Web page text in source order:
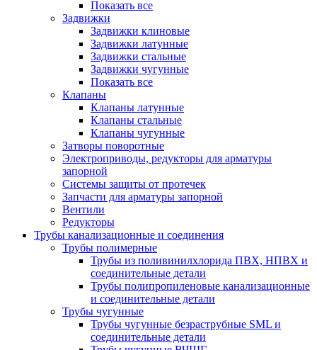
Показать все
Задвижки
Задвижки клиновые
Задвижки латунные
Задвижки стальные
Задвижки чугунные
Показать все
Клапаны
Клапаны латунные
Клапаны стальные
Клапаны чугунные
Затворы поворотные
Электроприводы, редукторы для арматуры
запорной
Системы защиты от протечек
Запчасти для арматуры запорной
Вентили
Редукторы
Трубы канализационные и соединения
Трубы полимерные
Трубы из поливинилхлорида ПВХ, НПВХ и
соединительные детали
Трубы полипропиленовые канализационные
и соединительные детали
Трубы чугунные
Трубы чугунные безраструбные SML и
соединительные детали